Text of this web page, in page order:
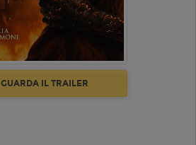
GUARDA IL TRAILER